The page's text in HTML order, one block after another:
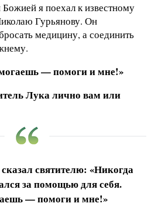
я поехал к известному
Гурьянову. Он
медицину, а соединить
— помоги и мне!»
Лука лично вам или
святителю: «Никогда
за помощью для себя.
— помоги и мне!»